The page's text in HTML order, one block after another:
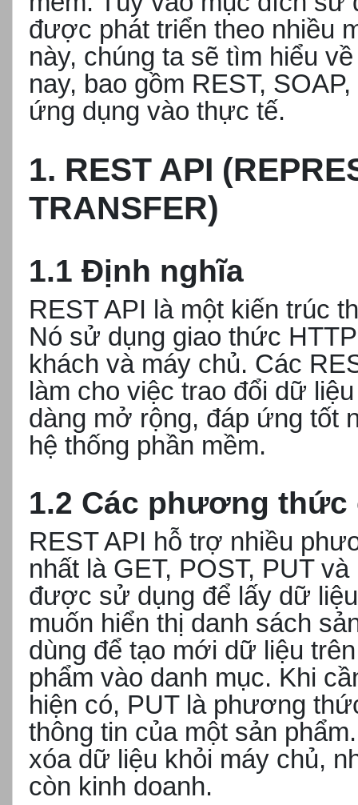
được phát triển theo nhiều
này, chúng ta sẽ tìm hiểu
nay, bao gồm REST,
ứng dụng vào thực tế.
1. REST API
TRANSFER)
1.1 Định nghĩa
REST API là một kiến trúc
Nó sử dụng giao thức
khách và máy chủ. Các
làm cho việc trao đổi dữ
dàng mở rộng, đáp ứng tốt
hệ thống phần mềm.
1.2 Các phương thức
REST API hỗ trợ nhiều
nhất là GET, POST, PUT
được sử dụng để lấy dữ
muốn hiển thị danh sách
dùng để tạo mới dữ liệu
phẩm vào danh mục. Khi
hiện có, PUT là phương
thông tin của một sản
xóa dữ liệu khỏi máy chủ,
còn kinh doanh.